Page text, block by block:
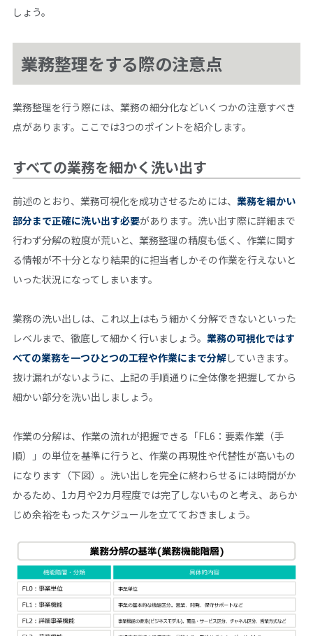
しょう。
業務整理をする際の注意点
業務整理を行う際には、業務の細分化などいくつかの注意すべき
点があります。ここでは3つのポイントを紹介します。
すべての業務を細かく洗い出す
前述のとおり、業務可視化を成功させるためには、 業務を細かい
部分まで正確に洗い出す必要があります。洗い出す際に詳細まで
行わず分解の粒度が荒いと、業務整理の精度も低く、作業に関す
る情報が不十分となり結果的に担当者しかその作業を行えないと
いった状況になってしまいます。
業務の洗い出しは、これ以上はもう細かく分解できないといった
レベルまで、徹底して細かく行いましょう。 業務の可視化ではす
べての業務を一つひとつの工程や作業にまで分解していきます。
抜け漏れがないように、上記の手順通りに全体像を把握してから
細かい部分を洗い出しましょう。
作業の分解は、作業の流れが把握できる「FL6：要素作業（手
順）」の単位を基準に行うと、作業の再現性や代替性が高いもの
になります（下図）。洗い出しを完全に終わらせるには時間がか
かるため、1カ月や2カ月程度では完了しないものと考え、あらか
じめ余裕をもったスケジュールを立てておきましょう。